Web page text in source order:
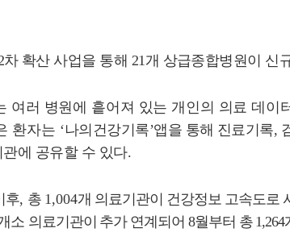
차 확산 사업을 통해 21개 상급종합병원이 신
여러 병원에 흩어져 있는 개인의 의료 데
환자는 ‘나의건강기록’앱을 통해 진료기록,
에 공유할 수 있다.
후, 총 1,004개 의료기관이 건강정보 고속도로
소 의료기관이 추가 연계되어 8월부터 총 1,264